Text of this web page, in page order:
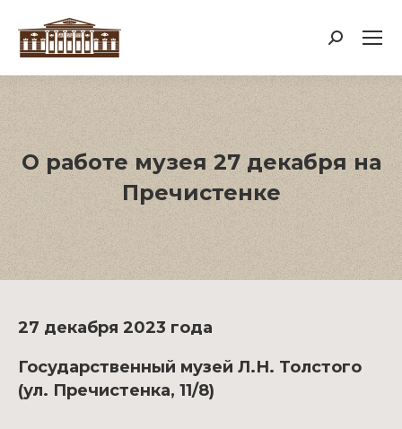
Поиск:
О работе музея 27 декабря на
Пречистенке
27 декабря 2023 года
Государственный музей Л.Н. Толстого
(ул. Пречистенка, 11/8)